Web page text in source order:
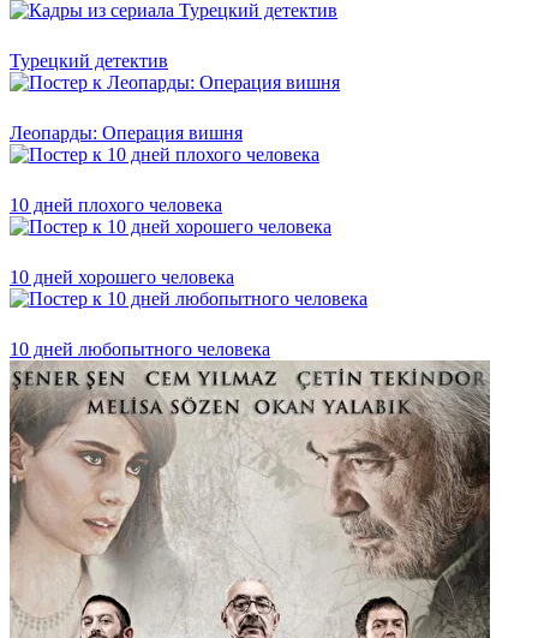
Турецкий детектив
Леопарды: Операция вишня
10 дней плохого человека
10 дней хорошего человека
10 дней любопытного человека